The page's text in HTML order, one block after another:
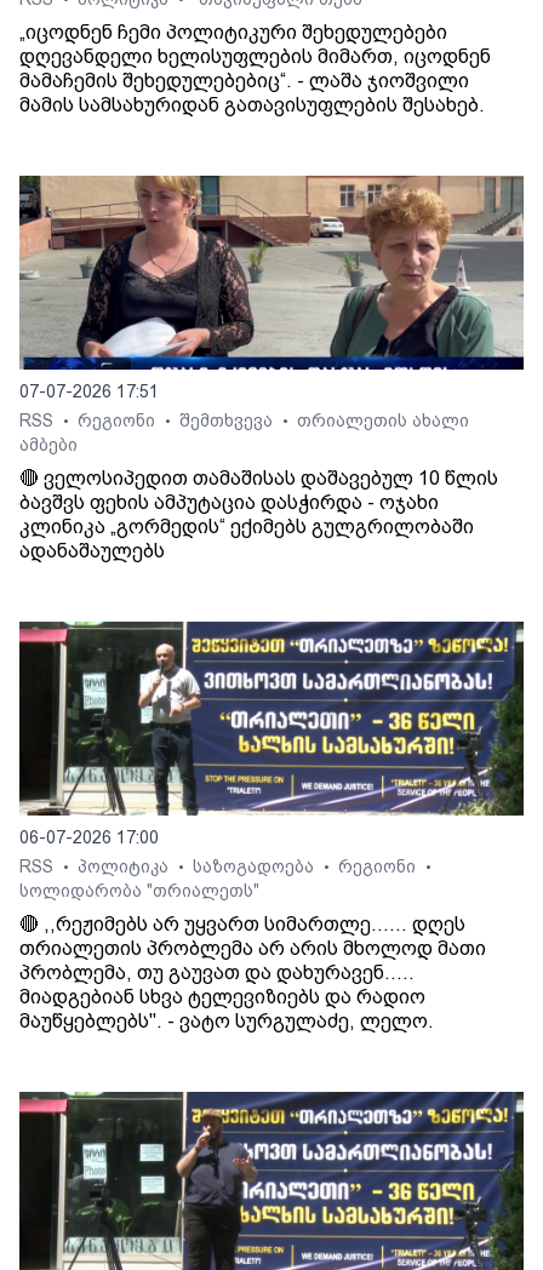
„იცოდნენ ჩემი პოლიტიკური შეხედულებები
დღევანდელი ხელისუფლების მიმართ, იცოდნენ
მამაჩემის შეხედულებებიც“. - ლაშა ჯიოშვილი
მამის სამსახურიდან გათავისუფლების შესახებ.
07-07-2026 17:51
RSS
• რეგიონი • შემთხვევა • თრიალეთის ახალი
ამბები
🔴 ველოსიპედით თამაშისას დაშავებულ 10 წლის
ბავშვს ფეხის ამპუტაცია დასჭირდა - ოჯახი
კლინიკა „გორმედის“ ექიმებს გულგრილობაში
ადანაშაულებს
06-07-2026 17:00
RSS
• პოლიტიკა • საზოგადოება • რეგიონი •
სოლიდარობა "თრიალეთს"
🔴 ,,რეჟიმებს არ უყვართ სიმართლე...... დღეს
თრიალეთის პრობლემა არ არის მხოლოდ მათი
პრობლემა, თუ გაუვათ და დახურავენ.....
მიადგებიან სხვა ტელევიზიებს და რადიო
მაუწყებლებს". - ვატო სურგულაძე, ლელო.